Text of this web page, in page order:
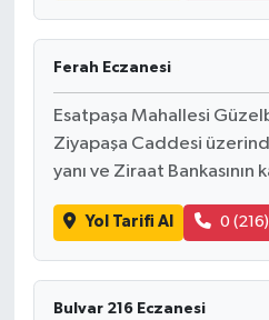
Ferah Eczanesi
Esatpaşa Mahallesi
Ziyapaşa Caddesi
yanı ve Ziraat Bankasının
Yol Tarifi Al 0
Bulvar 216 Eczanesi